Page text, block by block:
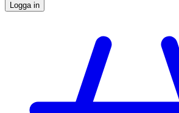
Logga in